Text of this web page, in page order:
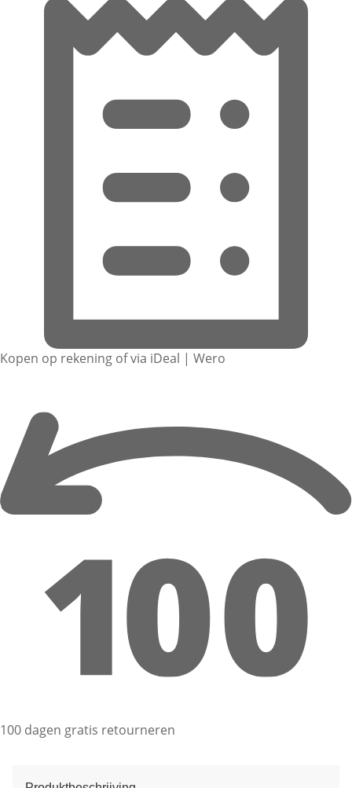
Kopen op rekening of via iDeal | Wero
100 dagen gratis retourneren